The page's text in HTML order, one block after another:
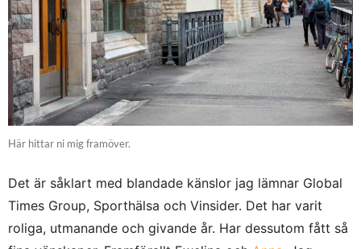
Här hittar ni mig framöver.
Det är såklart med blandade känslor jag lämnar Global
Times Group, Sporthälsa och Vinsider. Det har varit
roliga, utmanande och givande år. Har dessutom fått så